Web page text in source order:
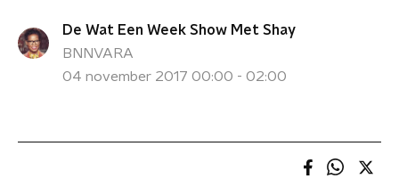
De Wat Een Week Show Met Shay
BNNVARA
04 november 2017 00:00 - 02:00